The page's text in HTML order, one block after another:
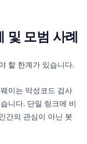
및 모범 사례
할 한계가 있습니다.
이는 악성코드 검사
니다. 단일 링크에 비
간의 관심이 아닌 봇